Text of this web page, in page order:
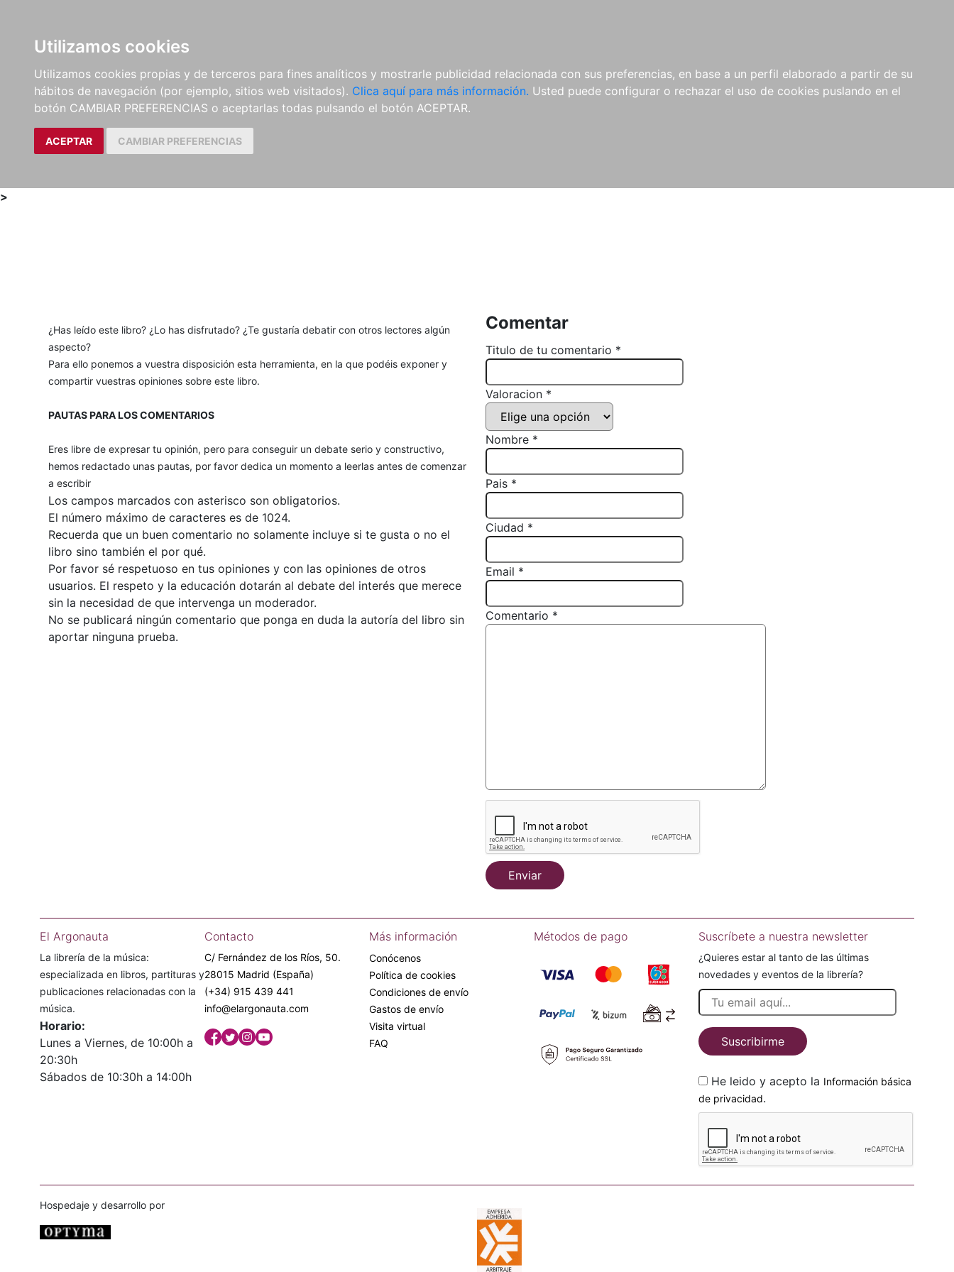
Utilizamos cookies
Utilizamos cookies propias y de terceros para fines analíticos y mostrarle publicidad relacionada con sus preferencias, en base a un perfil elaborado a partir de su
hábitos de navegación (por ejemplo, sitios web visitados). Clica aquí para más información. Usted puede configurar o rechazar el uso de cookies puslando en el
botón CAMBIAR PREFERENCIAS o aceptarlas todas pulsando el botón ACEPTAR.
ACEPTAR CAMBIAR PREFERENCIAS
LIBROS
MÉTODOS Y
EJERCICIOS
PARTITURAS Y EDICIONES
CRÍTICAS
REVISTAS
CDS Y
DVDS
MATERIAL
COMPLEMENTARIO
NOVEDADES NOTICIAS
COMPRAS
INSTITUCIONALES
>
¿Has leído este libro? ¿Lo has disfrutado? ¿Te gustaría debatir con otros lectores algún
aspecto?
Para ello ponemos a vuestra disposición esta herramienta, en la que podéis exponer y
compartir vuestras opiniones sobre este libro.
PAUTAS PARA LOS COMENTARIOS
Eres libre de expresar tu opinión, pero para conseguir un debate serio y constructivo,
hemos redactado unas pautas, por favor dedica un momento a leerlas antes de comenzar
a escribir
Los campos marcados con asterisco son obligatorios.
El número máximo de caracteres es de 1024.
Recuerda que un buen comentario no solamente incluye si te gusta o no el
libro sino también el por qué.
Por favor sé respetuoso en tus opiniones y con las opiniones de otros
usuarios. El respeto y la educación dotarán al debate del interés que merece
sin la necesidad de que intervenga un moderador.
No se publicará ningún comentario que ponga en duda la autoría del libro sin
aportar ninguna prueba.
Comentar
Titulo de tu comentario *
Valoracion *
Nombre *
Pais *
Ciudad *
Email *
Comentario *
Enviar
El Argonauta
La librería de la música:
especializada en libros, partituras y
publicaciones relacionadas con la
música.
Horario:
Lunes a Viernes, de 10:00h a
20:30h
Sábados de 10:30h a 14:00h
Contacto
C/ Fernández de los Ríos, 50.
28015 Madrid (España)
(+34) 915 439 441
info@elargonauta.com
Más información
Conócenos
Política de cookies
Condiciones de envío
Gastos de envío
Visita virtual
FAQ
Métodos de pago Suscríbete a nuestra newsletter
¿Quieres estar al tanto de las últimas
novedades y eventos de la librería?
Suscribirme
He leido y acepto la Información básica
de privacidad.
Hospedaje y desarrollo por